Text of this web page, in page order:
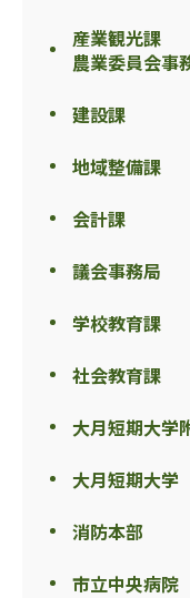
産業観光課
農業委員会事
建設課
地域整備課
会計課
議会事務局
学校教育課
社会教育課
大月短期大学
大月短期大学
消防本部
市立中央病院